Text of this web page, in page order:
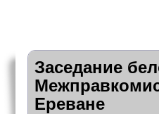
Заседание
Ереване